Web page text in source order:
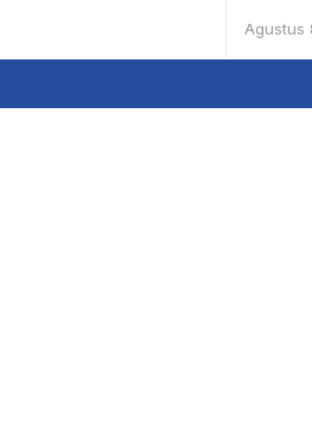
Agustus